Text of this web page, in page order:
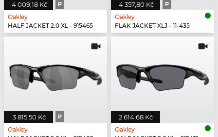
4 009,18 Kč P
Oakley
HALF JACKET 2.0 XL - 915465
4 357,80 Kč P
Oakley
FLAK JACKET XLJ - 11-435
3 815,50 Kč P
Oakley
2 614,68 Kč
Oakley